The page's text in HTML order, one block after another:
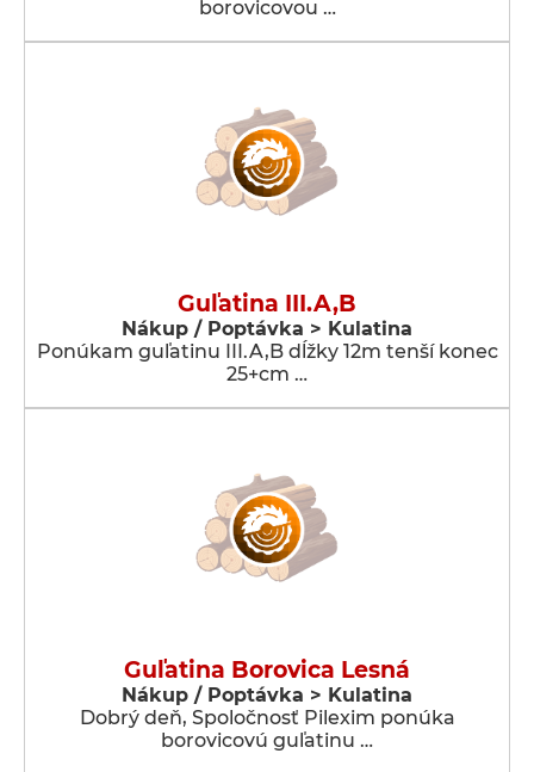
borovicovou …
Guľatina III.A,B
Nákup / Poptávka > Kulatina
Ponúkam guľatinu III.A,B dĺžky 12m tenší konec
25+cm …
Guľatina Borovica Lesná
Nákup / Poptávka > Kulatina
Dobrý deň, Spoločnosť Pilexim ponúka
borovicovú guľatinu …